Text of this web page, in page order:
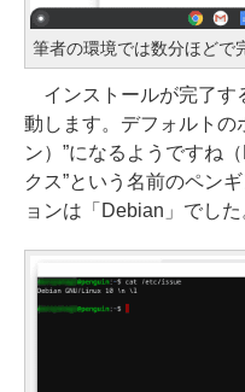
筆者の環境では数分ほどで
インストールが完了す
動します。デフォルトの
ン）”になるようですね
クス”という名前のペン
ョンは「Debian」でした